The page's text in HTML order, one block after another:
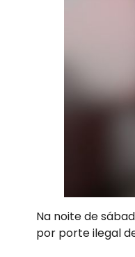
Na noite de
por porte ilegal